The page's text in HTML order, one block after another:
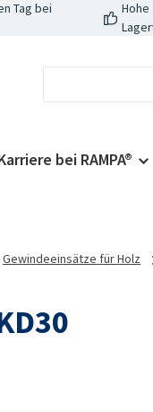
Tag bei
Hohe
bei RAMPA®
Gewindeeinsätze für Holz